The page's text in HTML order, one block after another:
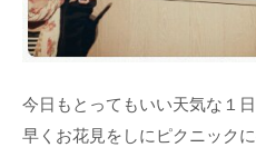
今日もとってもいい天気な１
早くお花見をしにピクニック